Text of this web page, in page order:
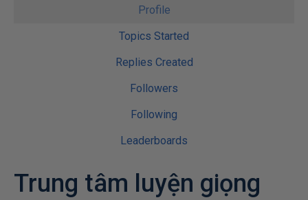
Profile
Topics Started
Replies Created
Followers
Following
Leaderboards
Trung tâm luyện giọng